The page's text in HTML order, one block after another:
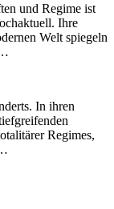
und Regime ist
Ihre
Welt spiegeln
In ihren
Regimes,